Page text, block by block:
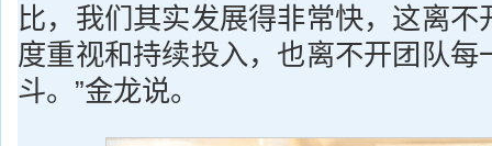
比，我们其实发展得非常快，这离不
度重视和持续投入，也离不开团队每
斗。”金龙说。